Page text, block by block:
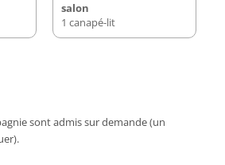
salon
1 canapé-lit
sont admis sur demande (un